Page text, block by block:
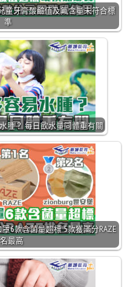
童牙膏酸鹼值及氟含量未符合標
準
腫？ 每日飲水量同體重有關
6款含菌量超標 5款獲滿分RAZE
最高